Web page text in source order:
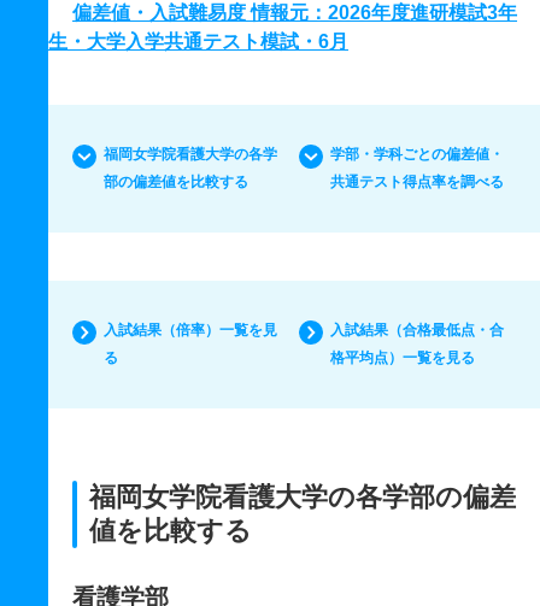
偏差値・入試難易度 情報元：2026年度進研模試3年
生・大学入学共通テスト模試・6月
福岡女学院看護大学の各学
部の偏差値を比較する
学部・学科ごとの偏差値・
共通テスト得点率を調べる
入試結果（倍率）一覧を見
る
入試結果（合格最低点・合
格平均点）一覧を見る
福岡女学院看護大学の各学部の偏差
値を比較する
看護学部